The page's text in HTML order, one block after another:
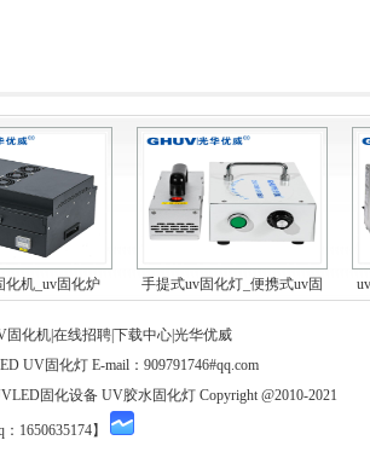
化机_uv固化炉
手提式uv固化灯_便携式uv固
固化机|在线招聘|下载中心|光华优威
UV固化灯 E-mail：909791746#qq.com
固化设备 UV胶水固化灯 Copyright @2010-2021
1650635174】